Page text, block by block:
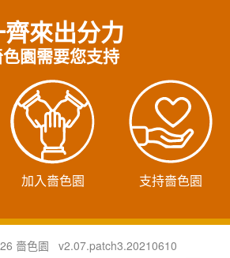
來出分力
園需要您支持
加入嗇色園 支持嗇色園
嗇色園 v2.07.patch3.20210610